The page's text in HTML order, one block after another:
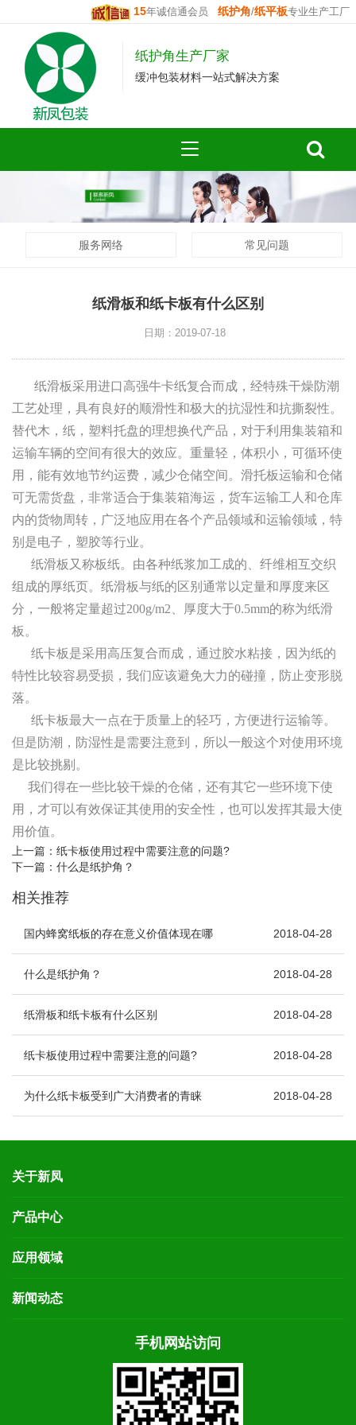
15年诚信通会员 纸护角/纸平板专业生产工厂
纸护角生产厂家
缓冲包装材料一站式解决方案
服务网络 常见问题
纸滑板和纸卡板有什么区别
日期：2019-07-18
纸滑板采用进口高强牛卡纸复合而成，经特殊干燥防潮
工艺处理，具有良好的顺滑性和极大的抗湿性和抗撕裂性。
替代木，纸，塑料托盘的理想换代产品，对于利用集装箱和
运输车辆的空间有很大的效应。重量轻，体积小，可循环使
用，能有效地节约运费，减少仓储空间。滑托板运输和仓储
可无需货盘，非常适合于集装箱海运，货车运输工人和仓库
内的货物周转，广泛地应用在各个产品领域和运输领域，特
别是电子，塑胶等行业。
纸滑板又称板纸。由各种纸浆加工成的、纤维相互交织
组成的厚纸页。纸滑板与纸的区别通常以定量和厚度来区
分，一般将定量超过200g/m2、厚度大于0.5mm的称为纸滑
板。
纸卡板是采用高压复合而成，通过胶水粘接，因为纸的
特性比较容易受损，我们应该避免大力的碰撞，防止变形脱
落。
纸卡板最大一点在于质量上的轻巧，方便进行运输等。
但是防潮，防湿性是需要注意到，所以一般这个对使用环境
是比较挑剔。
我们得在一些比较干燥的仓储，还有其它一些环境下使
用，才可以有效保证其使用的安全性，也可以发挥其最大使
用价值。
上一篇： 纸卡板使用过程中需要注意的问题?
下一篇： 什么是纸护角？
相关推荐
国内蜂窝纸板的存在意义价值体现在哪 2018-04-28
什么是纸护角？ 2018-04-28
纸滑板和纸卡板有什么区别 2018-04-28
纸卡板使用过程中需要注意的问题? 2018-04-28
为什么纸卡板受到广大消费者的青睐 2018-04-28
关于新凤
产品中心
应用领域
新闻动态
手机网站访问